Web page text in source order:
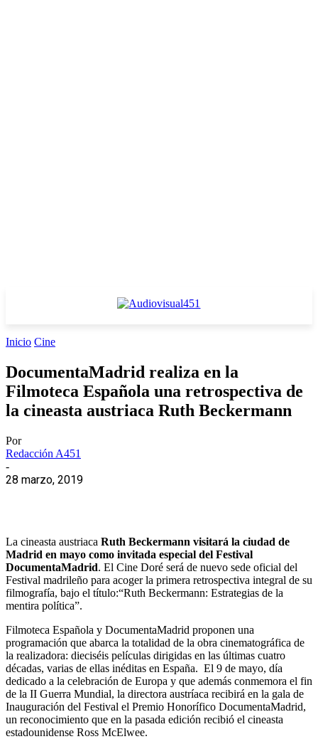
Inicio Cine
DocumentaMadrid realiza en la
Filmoteca Española una retrospectiva de
la cineasta austriaca Ruth Beckermann
Por
Redacción A451
-
28 marzo, 2019
La cineasta austriaca Ruth Beckermann visitará la ciudad de
Madrid en mayo como invitada especial del Festival
DocumentaMadrid. El Cine Doré será de nuevo sede oficial del
Festival madrileño para acoger la primera retrospectiva integral de su
filmografía, bajo el título:“Ruth Beckermann: Estrategias de la
mentira política”.
Filmoteca Española y DocumentaMadrid proponen una
programación que abarca la totalidad de la obra cinematográfica de
la realizadora: dieciséis películas dirigidas en las últimas cuatro
décadas, varias de ellas inéditas en España. El 9 de mayo, día
dedicado a la celebración de Europa y que además conmemora el fin
de la II Guerra Mundial, la directora austríaca recibirá en la gala de
Inauguración del Festival el Premio Honorífico DocumentaMadrid,
un reconocimiento que en la pasada edición recibió el cineasta
estadounidense Ross McElwee.